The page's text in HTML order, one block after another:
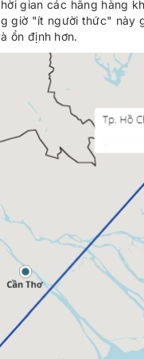
gian các hãng hàng
giờ "ít người thức"
ổn định hơn.